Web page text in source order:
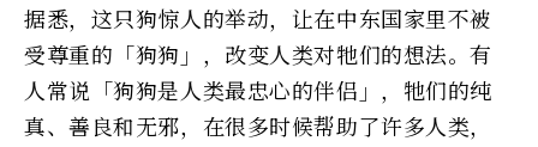
据悉，这只狗惊人的举动，让在中东国家里不被
受尊重的「狗狗」，改变人类对牠们的想法。有
人常说「狗狗是人类最忠心的伴侣」，牠们的纯
真、善良和无邪，在很多时候帮助了许多人类，